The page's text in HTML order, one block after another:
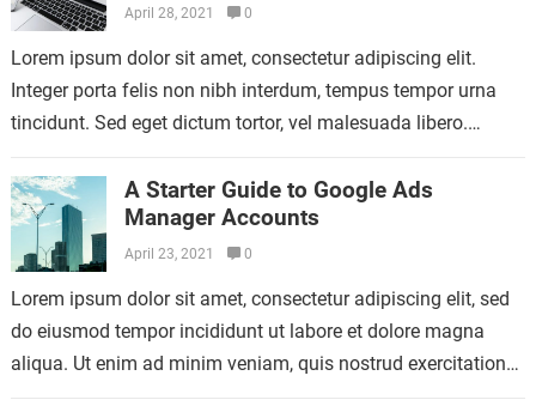
April 28, 2021 0
Lorem ipsum dolor sit amet, consectetur adipiscing elit.
Integer porta felis non nibh interdum, tempus tempor urna
tincidunt. Sed eget dictum tortor, vel malesuada libero.
A Starter Guide to Google Ads
Manager Accounts
April 23, 2021 0
Lorem ipsum dolor sit amet, consectetur adipiscing elit, sed
do eiusmod tempor incididunt ut labore et dolore magna
aliqua. Ut enim ad minim veniam, quis nostrud exercitation